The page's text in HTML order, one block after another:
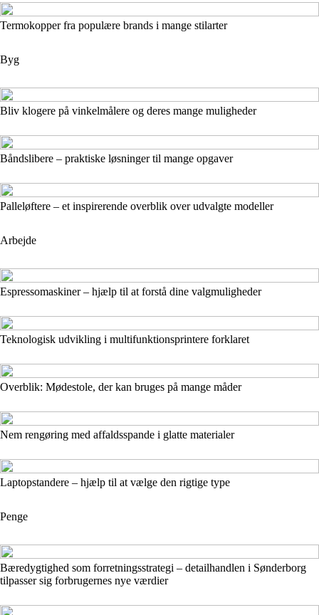
Termokopper fra populære brands i mange stilarter
Byg
Bliv klogere på vinkelmålere og deres mange muligheder
Båndslibere – praktiske løsninger til mange opgaver
Palleløftere – et inspirerende overblik over udvalgte modeller
Arbejde
Espressomaskiner – hjælp til at forstå dine valgmuligheder
Teknologisk udvikling i multifunktionsprintere forklaret
Overblik: Mødestole, der kan bruges på mange måder
Nem rengøring med affaldsspande i glatte materialer
Laptopstandere – hjælp til at vælge den rigtige type
Penge
Bæredygtighed som forretningsstrategi – detailhandlen i Sønderborg
tilpasser sig forbrugernes nye værdier